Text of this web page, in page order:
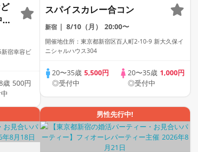
宿幸容ビ
歳 500円
スパイスカレー合コン
新宿 8/10（月） 20:00〜
開催地住所：東京都新宿区百人町2-10-9 新大久保イ
ニシャルハウス304
20〜35歳 5,500円
◎受付中
20〜35歳 1,000円
◎受付中
男性先行中!